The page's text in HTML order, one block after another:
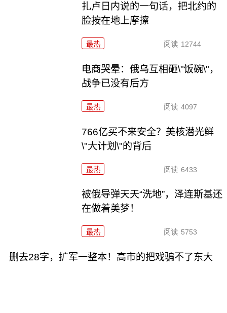
扎卢日内说的一句话，把北约的
脸按在地上摩擦
最热 阅读 12744
电商哭晕：俄乌互相砸\"饭碗\"，
战争已没有后方
最热 阅读 4097
766亿买不来安全？美核潜光鲜
\"大计划\"的背后
最热 阅读 6433
被俄导弹天天“洗地”，泽连斯基还
在做着美梦！
最热 阅读 5753
删去28字，扩军一整本！高市的把戏骗不了东大